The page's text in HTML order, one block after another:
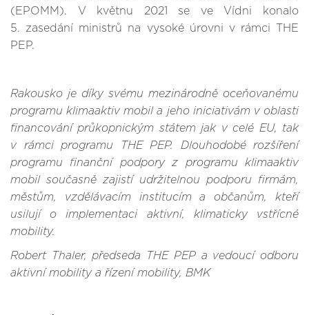
(EPOMM). V květnu 2021 se ve Vídni konalo
5. zasedání ministrů na vysoké úrovni v rámci THE
PEP.
Rakousko je díky svému mezinárodně oceňovanému
programu klimaaktiv mobil a jeho iniciativám v oblasti
financování průkopnickým státem jak v celé EU, tak
v rámci programu THE PEP. Dlouhodobé rozšíření
programu finanční podpory z programu klimaaktiv
mobil současně zajistí udržitelnou podporu firmám,
městům, vzdělávacím institucím a občanům, kteří
usilují o implementaci aktivní, klimaticky vstřícné
mobility.
Robert Thaler, předseda THE PEP a vedoucí odboru
aktivní mobility a řízení mobility, BMK